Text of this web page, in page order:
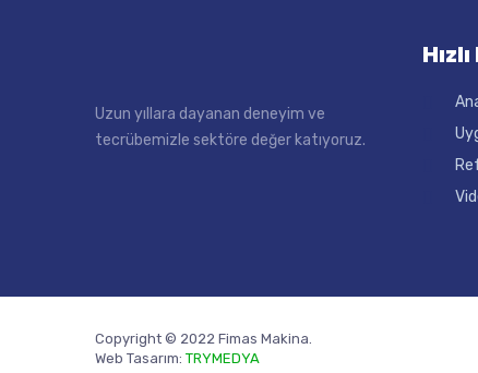
Uzun yıllara dayanan deneyim ve
tecrübemizle sektöre değer katıyoruz.
Copyright © 2022 Fimas Makina.
Web Tasarım: TRYMEDYA